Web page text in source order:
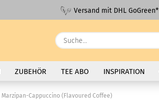
Versand mit DHL GoGreen*
ZUBEHÖR TEE ABO INSPIRATION
Marzipan-Cappuccino (Flavoured Coffee)